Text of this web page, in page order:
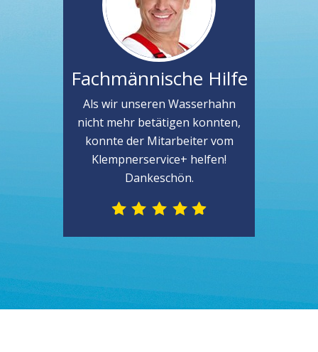
Fachmännische Hilfe
Als wir unseren Wasserhahn
nicht mehr betätigen konnten,
konnte der Mitarbeiter vom
Klempnerservice+ helfen!
Dankeschön.